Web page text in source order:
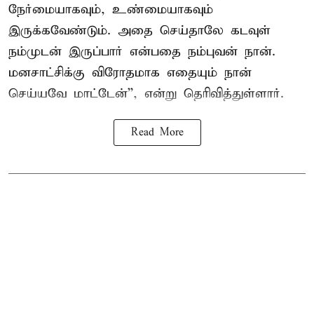
நேர்மையாகவும், உண்மையாகவும்
இருக்கவேண்டும். அதை செய்தாலே கடவுள்
நம்முடன் இருப்பார் என்பதை நம்புவன் நான்.
மனசாட்சிக்கு விரோதமாக எதையும் நான்
செய்யவே மாட்டேன்'', என்று தெரிவித்துள்ளார்.
Read More